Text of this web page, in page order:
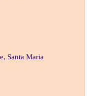
Santa Maria